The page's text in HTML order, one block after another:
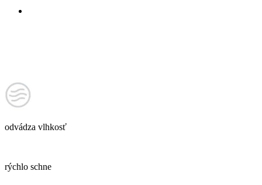
odvádza vlhkosť
rýchlo schne